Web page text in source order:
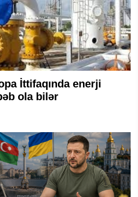
İttifaqında enerji
ola bilər